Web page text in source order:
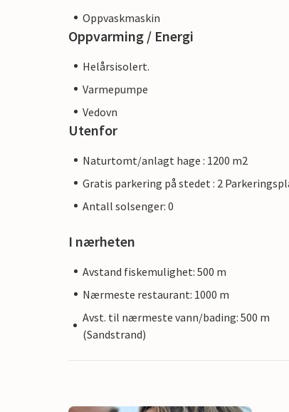
Oppvaskmaskin
Oppvarming / Energi
Helårsisolert.
Varmepumpe
Vedovn
Utenfor
Naturtomt/anlagt hage : 1200 m2
Gratis parkering på stedet : 2
Antall solsenger: 0
I nærheten
Avstand fiskemulighet: 500 m
Nærmeste restaurant: 1000 m
Avst. til nærmeste vann/bading: 500 m
(Sandstrand)